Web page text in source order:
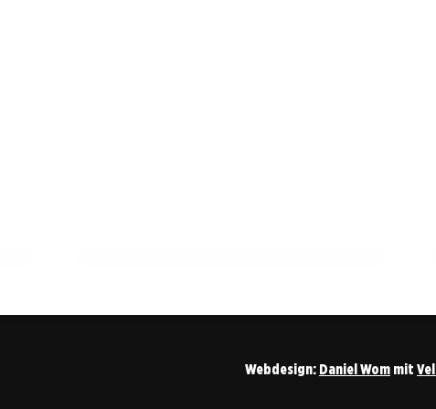
Webdesign: Daniel Wom mit